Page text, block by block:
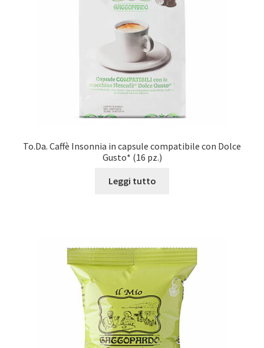
To.Da. Caffè Insonnia in capsule compatibile con Dolce
Gusto* (16 pz.)
Leggi tutto